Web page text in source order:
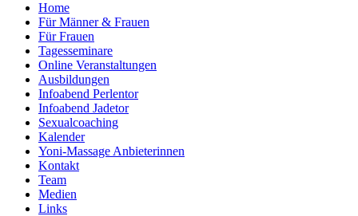
Home
Für Männer & Frauen
Für Frauen
Tagesseminare
Online Veranstaltungen
Ausbildungen
Infoabend Perlentor
Infoabend Jadetor
Sexualcoaching
Kalender
Yoni-Massage Anbieterinnen
Kontakt
Team
Medien
Links